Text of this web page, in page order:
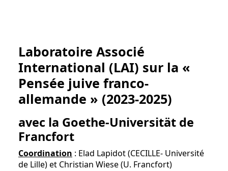
Laboratoire Associé
International (LAI) sur la «
Pensée juive franco-
allemande » (2023-2025)
avec la Goethe-Universität de
Francfort
Coordination : Elad Lapidot (CECILLE- Université
de Lille) et Christian Wiese (U. Francfort)